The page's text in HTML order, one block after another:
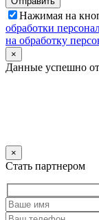
Нажимая на
обработки
на обработку
×
Данные успешно
×
Стать партнером